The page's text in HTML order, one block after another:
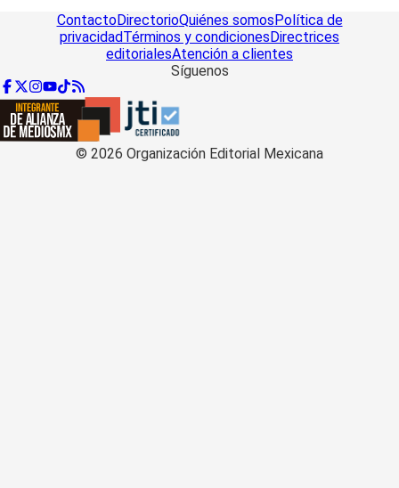
ContactoDirectorioQuiénes somosPolítica de
privacidadTérminos y condicionesDirectrices
editorialesAtención a clientes
Síguenos
© 2026 Organización Editorial Mexicana